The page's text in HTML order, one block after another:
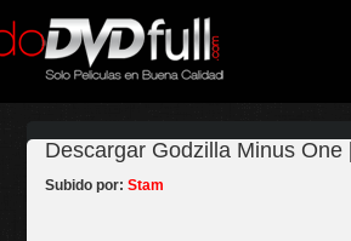
Descargar Godzilla Minus
Subido por: Stam